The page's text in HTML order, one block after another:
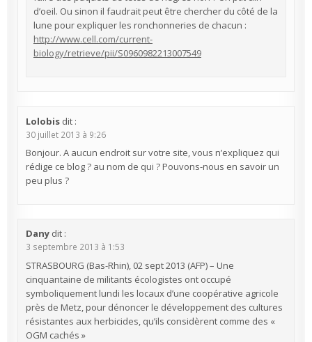
d’oeil. Ou sinon il faudrait peut être chercher du côté de la
lune pour expliquer les ronchonneries de chacun :
http://www.cell.com/current-
biology/retrieve/pii/S0960982213007549
Lolobis dit :
30 juillet 2013 à 9:26
Bonjour. A aucun endroit sur votre site, vous n’expliquez qui
rédige ce blog ? au nom de qui ? Pouvons-nous en savoir un
peu plus ?
Dany dit :
3 septembre 2013 à 1:53
STRASBOURG (Bas-Rhin), 02 sept 2013 (AFP) – Une
cinquantaine de militants écologistes ont occupé
symboliquement lundi les locaux d’une coopérative agricole
près de Metz, pour dénoncer le développement des cultures
résistantes aux herbicides, qu’ils considèrent comme des «
OGM cachés »